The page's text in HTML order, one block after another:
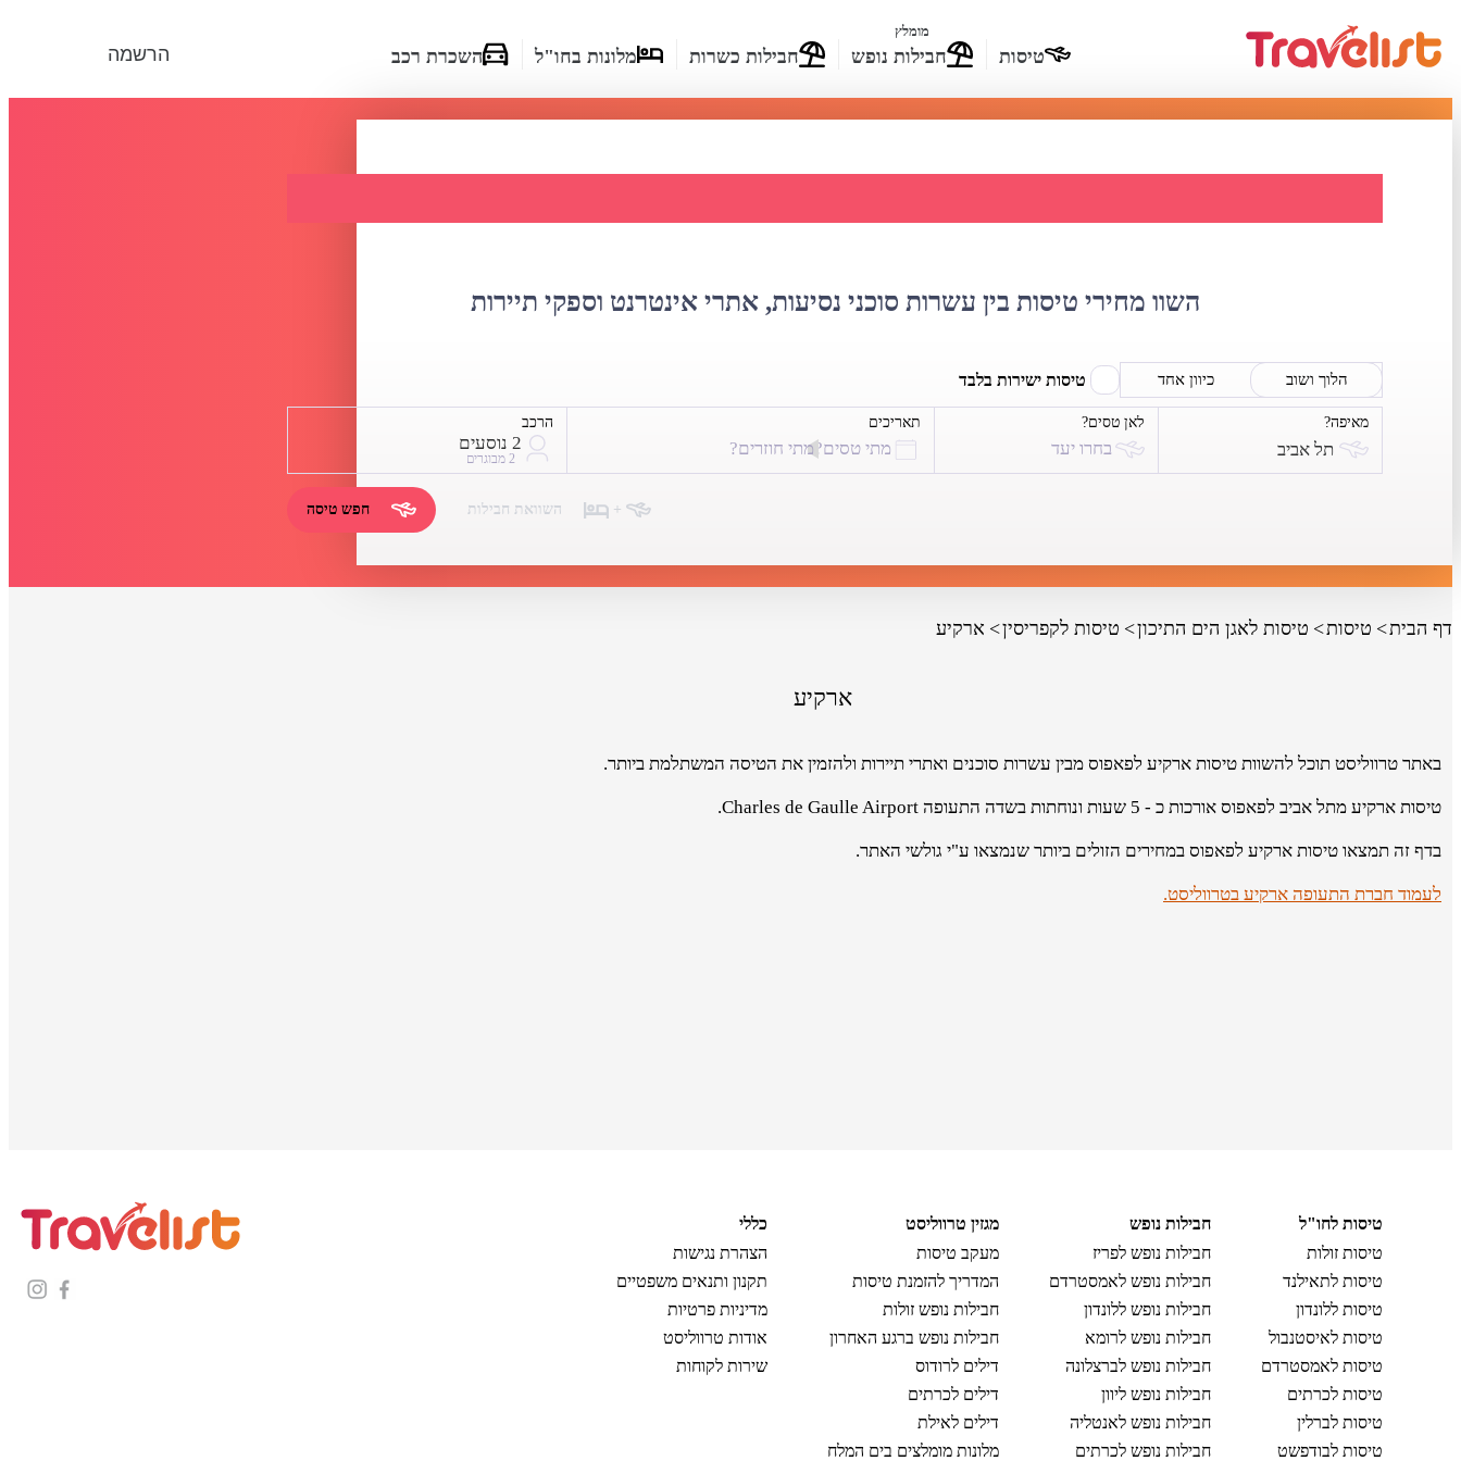
הרשמה טיסות
מומלץ
חבילות נופש חבילות כשרות מלונות בחו"ל השכרת רכב
השוו מחירי טיסות בין עשרות סוכני נסיעות, אתרי אינטרנט וספקי תיירות
הלוך ושוב כיוון אחד טיסות ישירות בלבד
מאיפה?
תל אביב
לאן טסים?
בחרו יעד
תאריכים
מתי טסים?מתי חוזרים?
הרכב
2 נוסעים
2 מבוגרים
+ השוואת חבילות חפש טיסה
דף הבית טיסות טיסות לאגן הים התיכון טיסות לקפריסין ארקיע
ארקיע
באתר טרווליסט תוכל להשוות טיסות ארקיע לפאפוס מבין עשרות סוכנים ואתרי תיירות ולהזמין את הטיסה המשתלמת ביותר.
טיסות ארקיע מתל אביב לפאפוס אורכות כ - 5 שעות ונוחתות בשדה התעופה Charles de Gaulle Airport.
בדף זה תמצאו טיסות ארקיע לפאפוס במחירים הזולים ביותר שנמצאו ע"י גולשי האתר.
לעמוד חברת התעופה ארקיע בטרווליסט.
טיסות לחו"ל
טיסות זולות
טיסות לתאילנד
טיסות ללונדון
טיסות לאיסטנבול
טיסות לאמסטרדם
טיסות לכרתים
טיסות לברלין
טיסות לבודפשט
חבילות נופש
חבילות נופש לפריז
חבילות נופש לאמסטרדם
חבילות נופש ללונדון
חבילות נופש לרומא
חבילות נופש לברצלונה
חבילות נופש ליוון
חבילות נופש לאנטליה
חבילות נופש לכרתים
מגזין טרווליסט
מעקב טיסות
המדריך להזמנת טיסות
חבילות נופש זולות
חבילות נופש ברגע האחרון
דילים לרודוס
דילים לכרתים
דילים לאילת
מלונות מומלצים בים המלח
כללי
הצהרת נגישות
תקנון ותנאים משפטיים
מדיניות פרטיות
אודות טרווליסט
שירות לקוחות